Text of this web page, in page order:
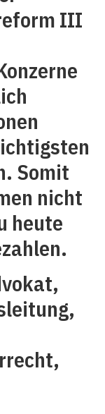
III
Somit
nicht
heute